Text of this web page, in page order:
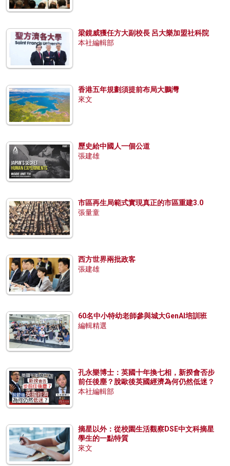
梁鏡威獲任方大副校長 呂大樂加盟社科院
本社編輯部
香港五年規劃須提前布局大鵬灣
來文
歷史給中國人一個公道
張建雄
市區再生局範式實現真正的市區重建3.0
張量童
西方世界兩批政客
張建雄
60名中小特幼老師參與城大GenAI培訓班
編輯精選
孔永樂博士：英國十年換七相，新揆會否步
前任後塵？脫歐後英國經濟為何仍然低迷？
本社編輯部
摘星以外：從校園生活觀察DSE中文科摘星
學生的一點特質
來文